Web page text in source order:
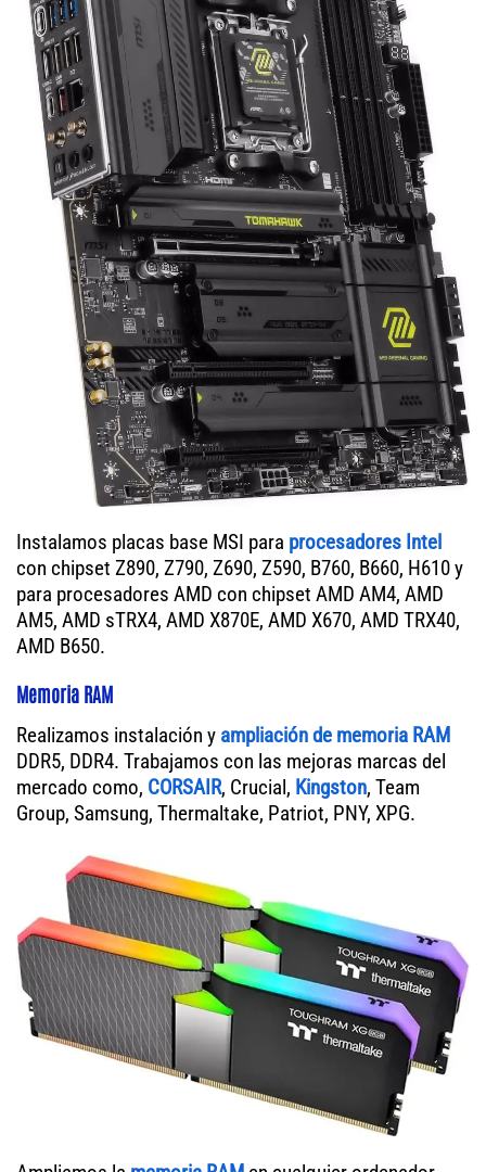
Instalamos placas base MSI para procesadores Intel
con chipset Z890, Z790, Z690, Z590, B760, B660, H610 y
para procesadores AMD con chipset AMD AM4, AMD
AM5, AMD sTRX4, AMD X870E, AMD X670, AMD TRX40,
AMD B650.
Memoria RAM
Realizamos instalación y ampliación de memoria RAM
DDR5, DDR4. Trabajamos con las mejoras marcas del
mercado como, CORSAIR, Crucial, Kingston, Team
Group, Samsung, Thermaltake, Patriot, PNY, XPG.